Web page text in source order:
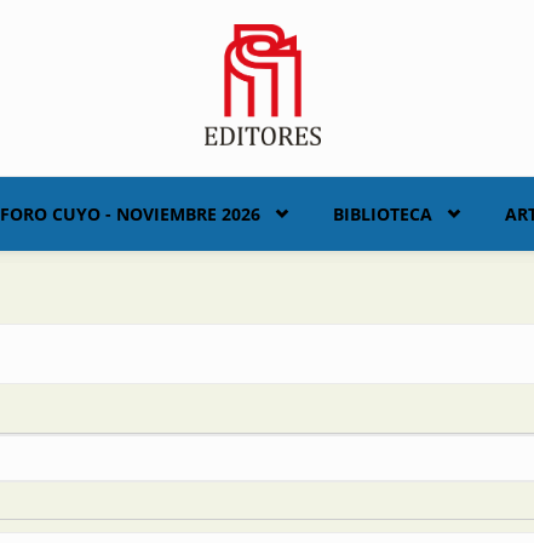
FORO CUYO - NOVIEMBRE 2026 BIBLIOTECA